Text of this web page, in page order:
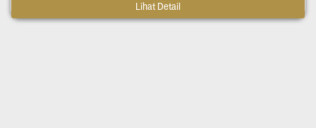
Lihat Detail